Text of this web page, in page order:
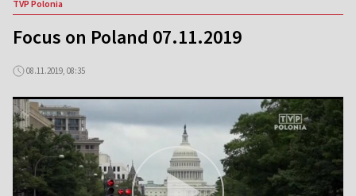
TVP Polonia
Focus on Poland 07.11.2019
08.11.2019, 08:35